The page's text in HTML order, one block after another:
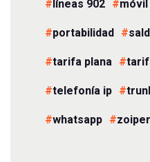
líneas 902
móvil
portabilidad
tarifa plana
telefonía ip
whatsapp
zoiper